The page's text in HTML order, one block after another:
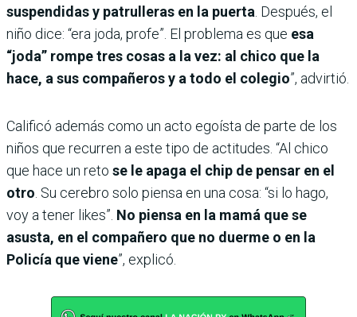
suspendidas y patrulleras en la puerta. Después, el
niño dice: “era joda, profe”. El problema es que esa
“joda” rompe tres cosas a la vez: al chico que la
hace, a sus compañeros y a todo el colegio”, advirtió.
Calificó además como un acto egoísta de parte de los
niños que recurren a este tipo de actitudes. “Al chico
que hace un reto se le apaga el chip de pensar en el
otro. Su cerebro solo piensa en una cosa: “si lo hago,
voy a tener likes”. No piensa en la mamá que se
asusta, en el compañero que no duerme o en la
Policía que viene”, explicó.